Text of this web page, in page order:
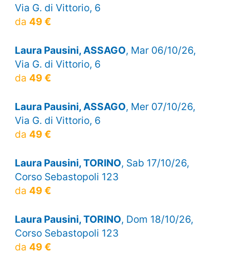
Via G. di Vittorio, 6
da 49 €
Laura Pausini, ASSAGO, Mar 06/10/26,
Via G. di Vittorio, 6
da 49 €
Laura Pausini, ASSAGO, Mer 07/10/26,
Via G. di Vittorio, 6
da 49 €
Laura Pausini, TORINO, Sab 17/10/26,
Corso Sebastopoli 123
da 49 €
Laura Pausini, TORINO, Dom 18/10/26,
Corso Sebastopoli 123
da 49 €